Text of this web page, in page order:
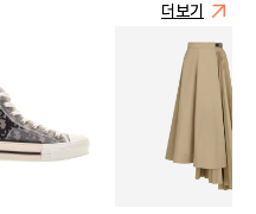
더보기